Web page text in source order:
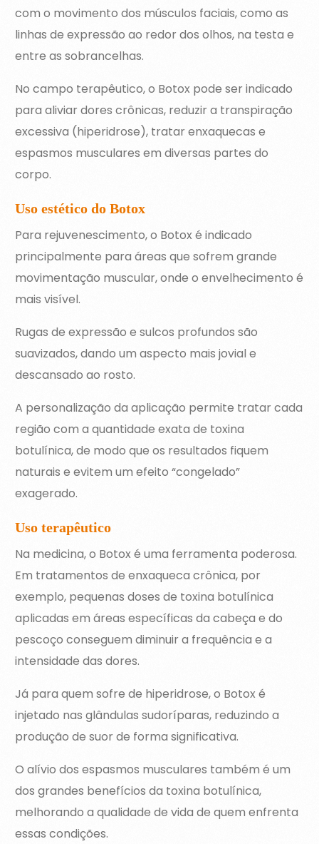
com o movimento dos músculos faciais, como as
linhas de expressão ao redor dos olhos, na testa e
entre as sobrancelhas.
No campo terapêutico, o Botox pode ser indicado
para aliviar dores crônicas, reduzir a transpiração
excessiva (hiperidrose), tratar enxaquecas e
espasmos musculares em diversas partes do
corpo.
Uso estético do Botox
Para rejuvenescimento, o Botox é indicado
principalmente para áreas que sofrem grande
movimentação muscular, onde o envelhecimento é
mais visível.
Rugas de expressão e sulcos profundos são
suavizados, dando um aspecto mais jovial e
descansado ao rosto.
A personalização da aplicação permite tratar cada
região com a quantidade exata de toxina
botulínica, de modo que os resultados fiquem
naturais e evitem um efeito “congelado”
exagerado.
Uso terapêutico
Na medicina, o Botox é uma ferramenta poderosa.
Em tratamentos de enxaqueca crônica, por
exemplo, pequenas doses de toxina botulínica
aplicadas em áreas específicas da cabeça e do
pescoço conseguem diminuir a frequência e a
intensidade das dores.
Já para quem sofre de hiperidrose, o Botox é
injetado nas glândulas sudoríparas, reduzindo a
produção de suor de forma significativa.
O alívio dos espasmos musculares também é um
dos grandes benefícios da toxina botulínica,
melhorando a qualidade de vida de quem enfrenta
essas condições.